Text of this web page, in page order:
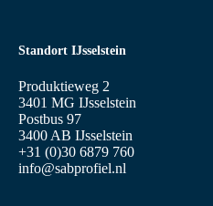
Standort IJsselstein
Produktieweg 2
3401 MG IJsselstein
Postbus 97
3400 AB IJsselstein
+31 (0)30 6879 760
info@sabprofiel.nl